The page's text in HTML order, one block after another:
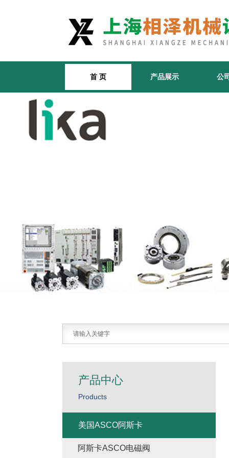
首 页 产品展示 公
产品中心
Products
美国ASCO阿斯卡
阿斯卡ASCO电磁阀